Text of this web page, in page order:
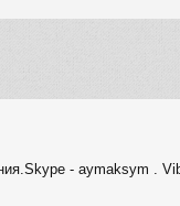
- aymaksym .